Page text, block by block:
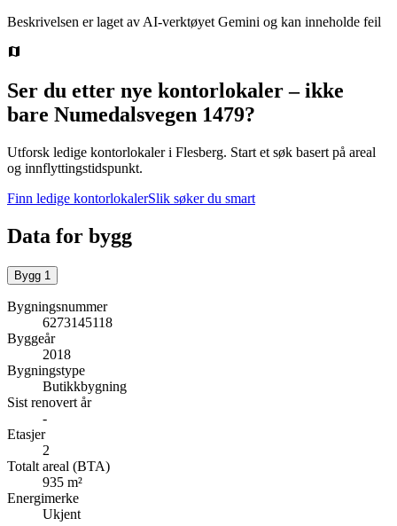
Beskrivelsen er laget av AI-verktøyet Gemini og kan inneholde feil
Ser du etter nye kontorlokaler – ikke
bare Numedalsvegen 1479?
Utforsk ledige kontorlokaler i Flesberg. Start et søk basert på areal
og innflyttingstidspunkt.
Finn ledige kontorlokalerSlik søker du smart
Data for bygg
Bygg 1
Bygningsnummer
6273145118
Byggeår
2018
Bygningstype
Butikkbygning
Sist renovert år
-
Etasjer
2
Totalt areal (BTA)
935 m²
Energimerke
Ukjent